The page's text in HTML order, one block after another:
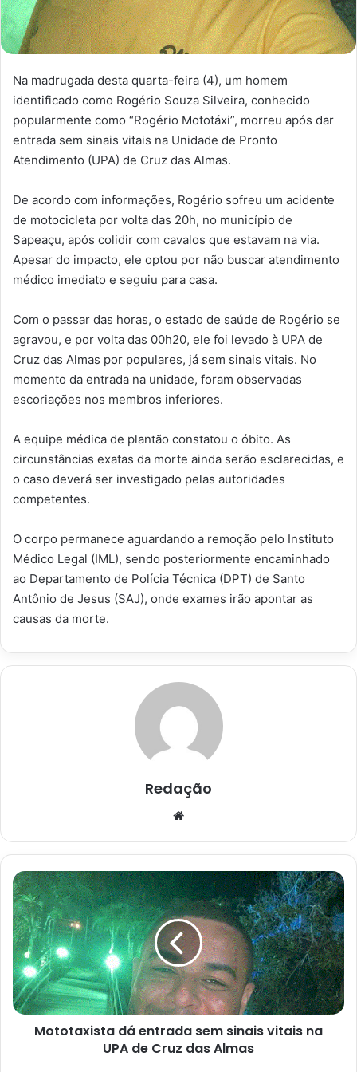
Na madrugada desta quarta-feira (4), um homem
identificado como Rogério Souza Silveira, conhecido
popularmente como “Rogério Mototáxi”, morreu após dar
entrada sem sinais vitais na Unidade de Pronto
Atendimento (UPA) de Cruz das Almas.
De acordo com informações, Rogério sofreu um acidente
de motocicleta por volta das 20h, no município de
Sapeaçu, após colidir com cavalos que estavam na via.
Apesar do impacto, ele optou por não buscar atendimento
médico imediato e seguiu para casa.
Com o passar das horas, o estado de saúde de Rogério se
agravou, e por volta das 00h20, ele foi levado à UPA de
Cruz das Almas por populares, já sem sinais vitais. No
momento da entrada na unidade, foram observadas
escoriações nos membros inferiores.
A equipe médica de plantão constatou o óbito. As
circunstâncias exatas da morte ainda serão esclarecidas, e
o caso deverá ser investigado pelas autoridades
competentes.
O corpo permanece aguardando a remoção pelo Instituto
Médico Legal (IML), sendo posteriormente encaminhado
ao Departamento de Polícia Técnica (DPT) de Santo
Antônio de Jesus (SAJ), onde exames irão apontar as
causas da morte.
Redação
Mototaxista
dá
entrada
sem
sinais
vitais
na
UPA
de
Mototaxista dá entrada sem sinais vitais na
UPA de Cruz das Almas